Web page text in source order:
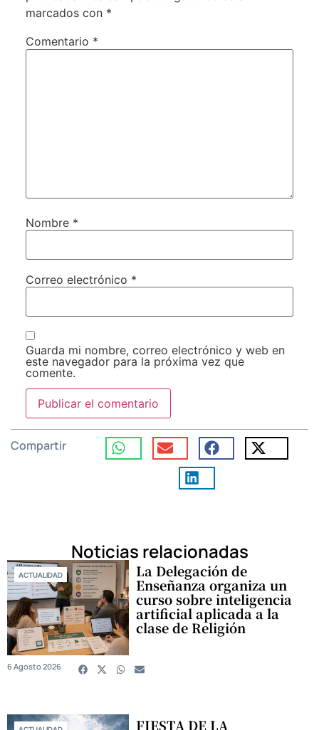
marcados con *
Comentario *
Nombre *
Correo electrónico *
Guarda mi nombre, correo electrónico y web en
este navegador para la próxima vez que
comente.
Compartir
Noticias relacionadas
ACTUALIDAD La Delegación de
Enseñanza organiza un
curso sobre inteligencia
artificial aplicada a la
clase de Religión
6 Agosto 2026
FIESTA DE LA